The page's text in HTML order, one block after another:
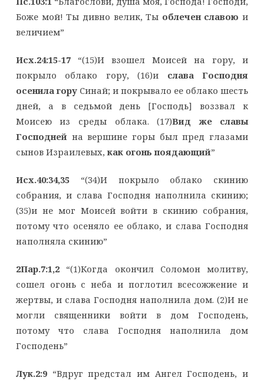
Боже мой! Ты дивно велик, Ты облечен славою и
величием”
Исх.24:15-17“(15)И взошел Моисей на гору, и
покрыло облако гору, (16)и слава Господня
осенила горуСинай; и покрывало ее облако шесть
дней, а в седьмой день [Господь] воззвал к
Моисею из среды облака. (17)Вид же славы
Господнейна вершине горы был пред глазами
сынов Израилевых,как огонь поядающий”
Исх.40:34,35“(34)И покрыло облако скинию
собрания, и слава Господня наполнила скинию;
(35)и не мог Моисей войти в скинию собрания,
потому что осеняло ее облако, и слава Господня
наполняла скинию”
2Пар.7:1,2“(1)Когда окончил Соломон молитву,
сошел огонь с неба и поглотил всесожжение и
жертвы, и слава Господня наполнила дом. (2)И не
могли священники войти в дом Господень,
потому что слава Господня наполнила дом
Господень”
Лук.2:9“Вдруг предстал им Ангел Господень, и